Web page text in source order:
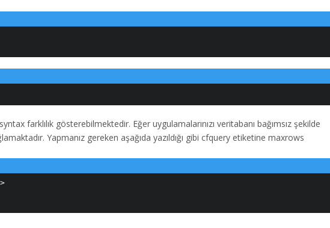
farklılık gösterebilmektedir. Eğer uygulamalarınızı veritabanı bağımsız şekilde
Yapmanız gereken aşağıda yazıldığı gibi cfquery etiketine maxrows